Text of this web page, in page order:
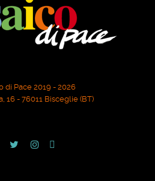
di Pace 2019 - 2026
16 - 76011 Bisceglie (BT)